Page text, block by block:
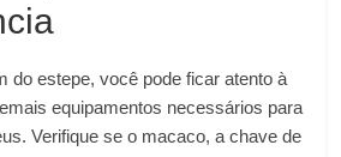
do estepe, você pode ficar atento à
equipamentos necessários para
Verifique se o macaco, a chave de